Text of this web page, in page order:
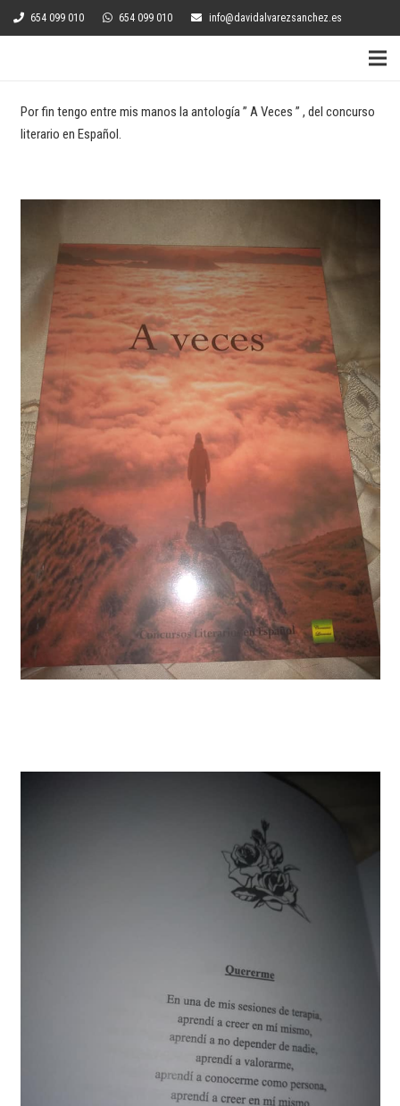
654 099 010 654 099 010 info@davidalvarezsanchez.es
Por fin tengo entre mis manos la antología ” A Veces ” , del concurso
literario en Español.